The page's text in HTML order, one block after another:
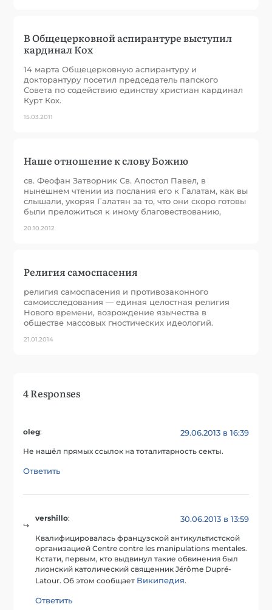
В Общецерковной аспирантуре выступил
кардинал Кох
14 марта Общецерковную аспирантуру и
докторантуру посетил председатель папского
Совета по содействию единству христиан кардинал
Курт Кох.
15.03.2011
Наше отношение к слову Божию
св. Феофан Затворник Св. Апостол Павел, в
нынешнем чтении из послания его к Галатам, как вы
слышали, укоряя Галатян за то, что они скоро готовы
были преложиться к иному благовествованию,
20.10.2012
Религия самоспасения
религия самоспасения и противозаконного
самоисследования — единая целостная религия
Нового времени, возрождение язычества в
обществе массовых гностических идеологий.
21.01.2014
4 Responses
oleg: 29.06.2013 в 16:39
Не нашёл прямых ссылок на тоталитарность секты.
Ответить
vershillo: 30.06.2013 в 13:59
Квалифицировалась французской антикультистской
организацией Centre contre les manipulations mentales.
Кстати, первым, кто выдвинул такие обвинения был
лионский католический священник Jérôme Dupré-
Latour. Об этом сообщает Википедия.
Ответить